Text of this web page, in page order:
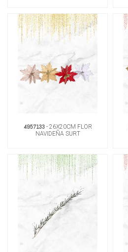
4957133- 26X20CM FLOR
NAVIDEÑA SURT